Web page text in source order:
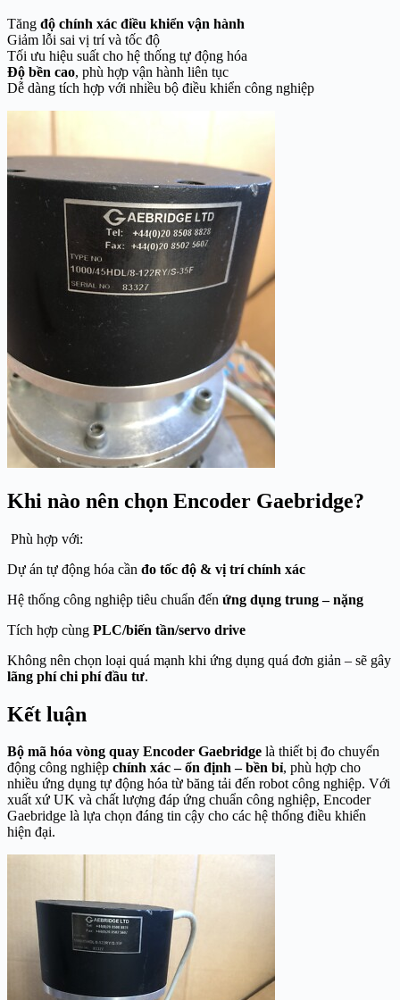
Tăng độ chính xác điều khiển vận hành
Giảm lỗi sai vị trí và tốc độ
Tối ưu hiệu suất cho hệ thống tự động hóa
Độ bền cao, phù hợp vận hành liên tục
Dễ dàng tích hợp với nhiều bộ điều khiển công nghiệp
Khi nào nên chọn Encoder Gaebridge?
Phù hợp với:
Dự án tự động hóa cần đo tốc độ & vị trí chính xác
Hệ thống công nghiệp tiêu chuẩn đến ứng dụng trung – nặng
Tích hợp cùng PLC/biến tần/servo drive
Không nên chọn loại quá mạnh khi ứng dụng quá đơn giản – sẽ gây
lãng phí chi phí đầu tư.
Kết luận
Bộ mã hóa vòng quay Encoder Gaebridge là thiết bị đo chuyển
động công nghiệp chính xác – ổn định – bền bỉ, phù hợp cho
nhiều ứng dụng tự động hóa từ băng tải đến robot công nghiệp. Với
xuất xứ UK và chất lượng đáp ứng chuẩn công nghiệp, Encoder
Gaebridge là lựa chọn đáng tin cậy cho các hệ thống điều khiển
hiện đại.